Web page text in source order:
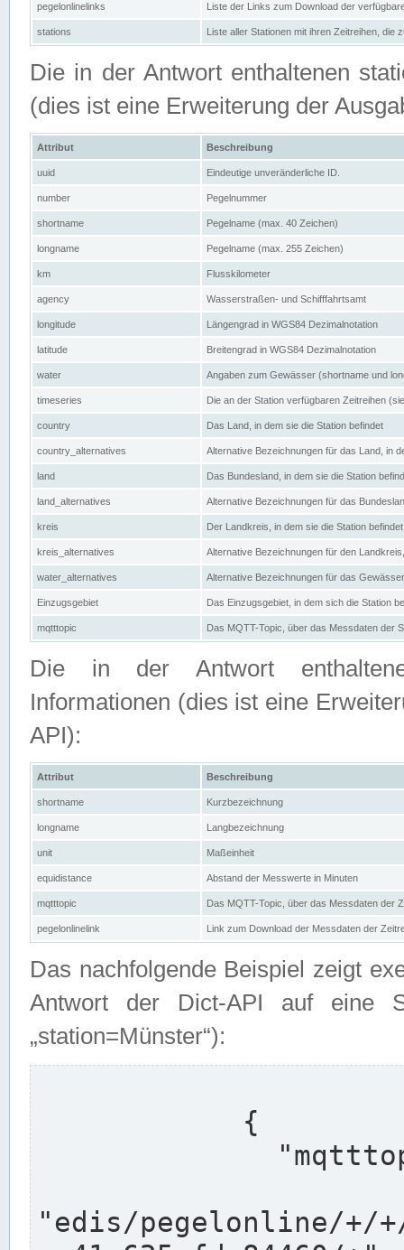
pegelonlinelinks Liste der Links zum Download der
stations Liste aller Stationen mit ihren Zeitreihen, die
Die in der Antwort enthaltenen
(dies ist eine Erweiterung der
Attribut Beschreibung
uuid Eindeutige unveränderliche ID.
number Pegelnummer
shortname Pegelname (max. 40 Zeichen)
longname Pegelname (max. 255 Zeichen)
km Flusskilometer
agency Wasserstraßen- und Schifffahrtsamt
longitude Längengrad in WGS84 Dezimalnotation
latitude Breitengrad in WGS84 Dezimalnotation
water Angaben zum Gewässer (shortname und
timeseries Die an der Station verfügbaren Zeitreihen
country Das Land, in dem sie die Station befindet
country_alternatives Alternative Bezeichnungen für das Land, in
land Das Bundesland, in dem sie die Station
land_alternatives Alternative Bezeichnungen für das
kreis Der Landkreis, in dem sie die Station befindet
kreis_alternatives Alternative Bezeichnungen für den
water_alternatives Alternative Bezeichnungen für das
Einzugsgebiet Das Einzugsgebiet, in dem sich die Station
mqtttopic Das MQTT-Topic, über das Messdaten der
Die in der Antwort
Informationen (dies ist eine
API):
Attribut Beschreibung
shortname Kurzbezeichnung
longname Langbezeichnung
unit Maßeinheit
equidistance Abstand der Messwerte in Minuten
mqtttopic Das MQTT-Topic, über das Messdaten der
pegelonlinelink Link zum Download der Messdaten der
Das nachfolgende Beispiel zeigt
Antwort der Dict-API auf eine
„station=Münster“):
"edis/pegelonline/+/